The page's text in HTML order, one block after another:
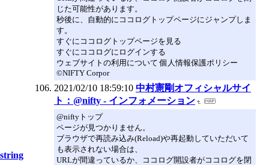
じた可能性があります。
秒後に、自動的にココログトップページにジャンプしま
す。
すぐにココログトップページを見る
すぐにココログにログインする
ウェブサイトの利用について 個人情報保護ポリシー
©NIFTY Corpor
2021/02/10 18:59:10 中村憲剛オフィシャルサイ
ト：@nifty - インフォメーション
@niftyトップ
ページが見つかりません。
ブラウザで再読み込み(Reload)や再起動していただいて
も表示されない場合は、
URLが間違っているか、ココログ開設者がココログを閉
string